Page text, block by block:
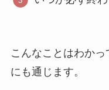
こんなことはわか
にも通じます。